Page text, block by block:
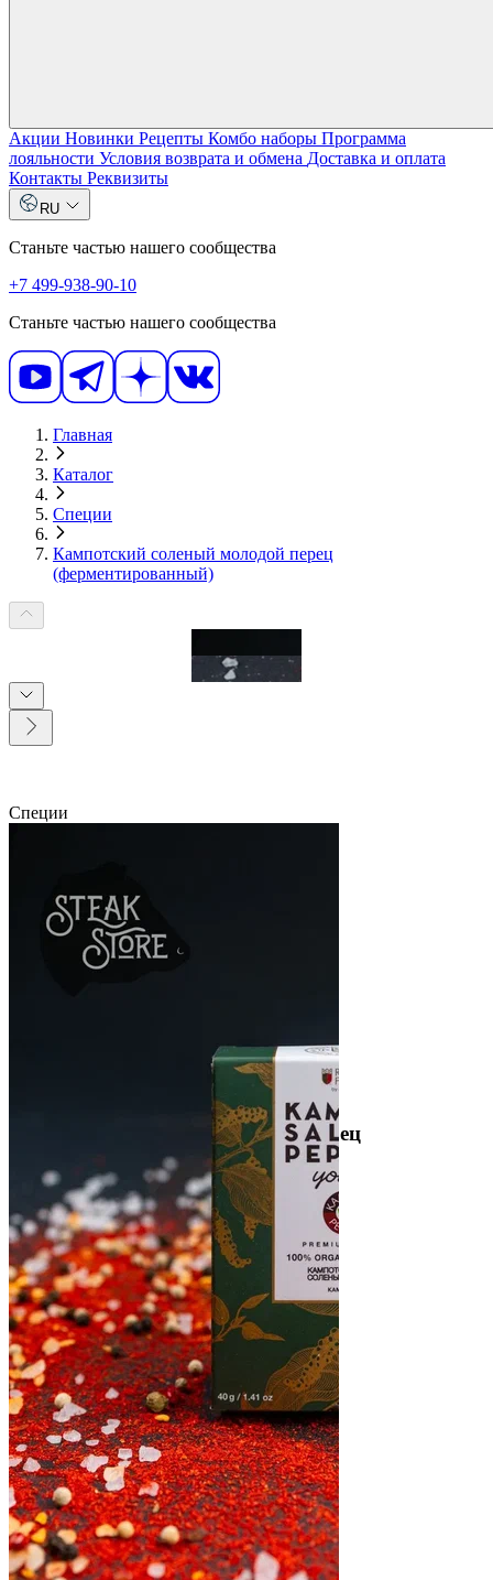
Акции Новинки Рецепты Комбо наборы Программа
лояльности Условия возврата и обмена Доставка и оплата
Контакты Реквизиты
RU
Станьте частью нашего сообщества
+7 499-938-90-10
Станьте частью нашего сообщества
Главная
Каталог
Специи
Кампотский соленый молодой перец
(ферментированный)
Специи
Кампотский соленый молодой перец
(ферментированный)
Средний вес:40 г
637 руб/шт
Мало
В корзину
Купить сейчас
637 руб/шт
Мало
В корзину